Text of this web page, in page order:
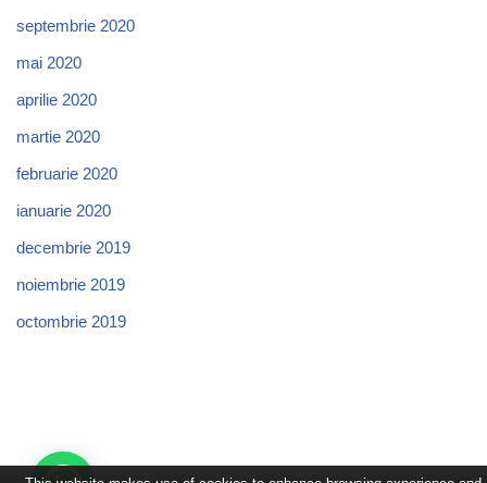
septembrie 2020
mai 2020
aprilie 2020
martie 2020
februarie 2020
ianuarie 2020
decembrie 2019
noiembrie 2019
octombrie 2019